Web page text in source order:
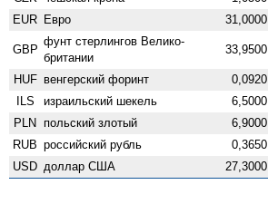
EUR Евро 31,0000
GBP
фунт стерлингов Велико­
британии
33,9500
HUF венгерский форинт 0,0920
ILS израильский шекель 6,5000
PLN польский злотый 6,9000
RUB российский рубль 0,3650
USD доллар США 27,3000